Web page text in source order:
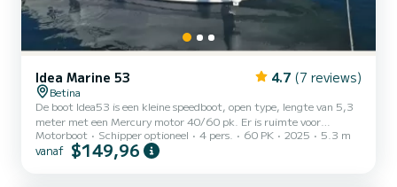
Idea Marine 53 4.7 (7 reviews)
Betina
De boot Idea53 is een kleine speedboot, open type, lengte van 5,3
meter met een Mercury motor 40/60 pk. Er is ruimte voor
maximaal 4 personen. De voorkant van de boot kan bedekt worden,
waardoor het een zonnedek wordt. De boot is uitgerust met GPS,
Motorboot Schipper optioneel 4 pers. 60 PK 2025 5.3 m
vanaf $149,96